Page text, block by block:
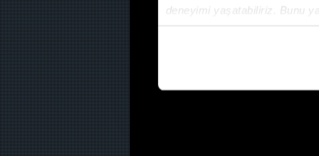
deneyimi yaşatabiliriz. Bunu
içerikleri sunabilmek adına
Sizlere daha iyi bir hizmet
çerezler vasıtasıyla çeşitli
amacıyla kullanılmaktadır.